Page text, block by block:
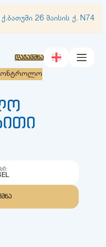
ქ.ბათუმი 26 მაისის ქ. N74
დაჯავშნა